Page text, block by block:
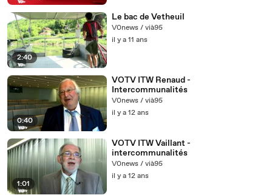
2:40
Le bac de Vetheuil
V0news / vià95
il y a 11 ans
0:40
VOTV ITW Renaud -
Intercommunalités
V0news / vià95
il y a 12 ans
1:01
VOTV ITW Vaillant -
intercommunalités
V0news / vià95
il y a 12 ans